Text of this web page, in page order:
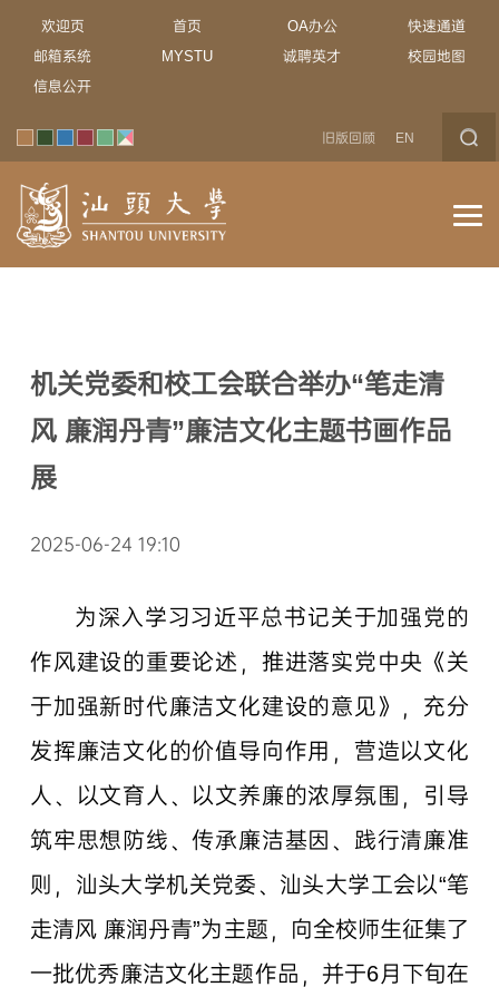
欢迎页 首页 OA办公
快速通道
邮箱系统
MYSTU 诚聘英才
校园地图
信息公开
旧版回顾 EN
机关党委和校工会联合举办“笔走清
风 廉润丹青”廉洁文化主题书画作品
展
2025-06-24 19:10
为深入学习习近平总书记关于加强党的
作风建设的重要论述，推进落实党中央《关
于加强新时代廉洁文化建设的意见》，充分
发挥廉洁文化的价值导向作用，营造以文化
人、以文育人、以文养廉的浓厚氛围，引导
筑牢思想防线、传承廉洁基因、践行清廉准
则，汕头大学机关党委、汕头大学工会以“笔
走清风 廉润丹青”为主题，向全校师生征集了
一批优秀廉洁文化主题作品，并于6月下旬在